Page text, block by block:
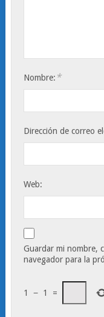
Nombre: *
Dirección de correo
Web:
Guardar mi nombre,
navegador para la
1 − 1 =